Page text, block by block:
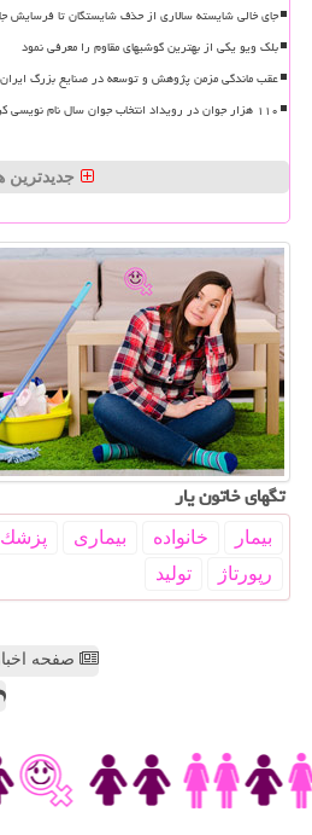
جای خالی شایسته سالاری از حذف شایستگان تا فرسایش
بلک ویو یکی از بهترین گوشیهای مقاوم را معرفی نمود
عقب ماندگی مزمن پژوهش و توسعه در صنایع بزرگ ایران
۱۱۰ هزار جوان در رویداد انتخاب جوان سال نام نویسی کردند
جدیدترین
تگهای خاتون یار
بیمار خانواده بیماری پزشك
رپورتاژ
تولید
صفحه